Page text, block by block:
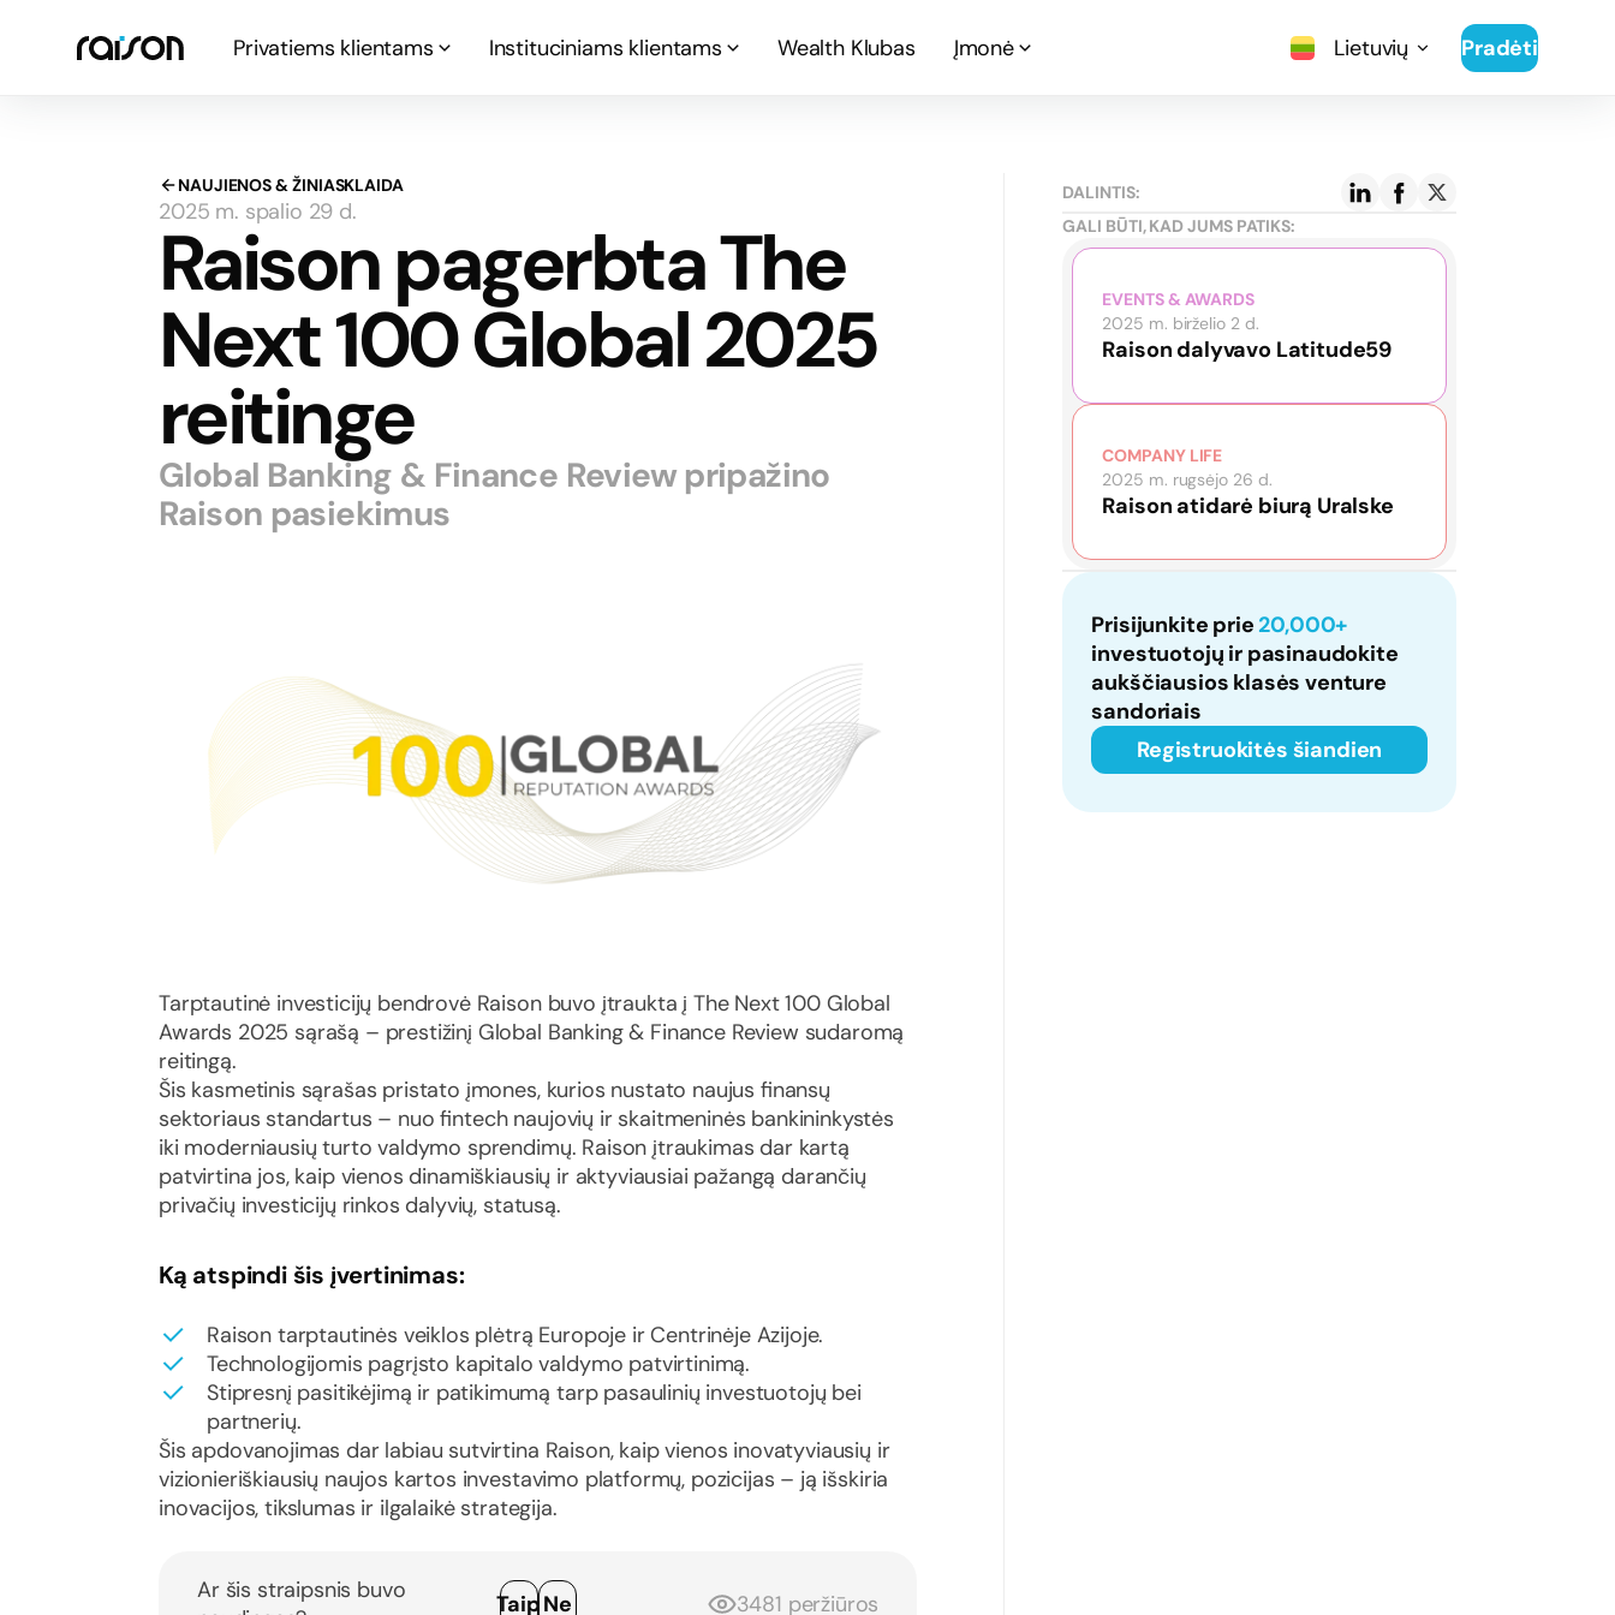
Privatiems klientams Instituciniams klientams Wealth Klubas Įmonė Lietuvių Pradėti
NAUJIENOS & ŽINIASKLAIDA
2025 m. spalio 29 d.
Raison pagerbta The
Next 100 Global 2025
reitinge
Global Banking & Finance Review pripažino
Raison pasiekimus
Tarptautinė investicijų bendrovė Raison buvo įtraukta į The Next 100 Global
Awards 2025 sąrašą – prestižinį Global Banking & Finance Review sudaromą
reitingą.
Šis kasmetinis sąrašas pristato įmones, kurios nustato naujus finansų
sektoriaus standartus – nuo fintech naujovių ir skaitmeninės bankininkystės
iki moderniausių turto valdymo sprendimų. Raison įtraukimas dar kartą
patvirtina jos, kaip vienos dinamiškiausių ir aktyviausiai pažangą darančių
privačių investicijų rinkos dalyvių, statusą.
Ką atspindi šis įvertinimas:
Raison tarptautinės veiklos plėtrą Europoje ir Centrinėje Azijoje.
Technologijomis pagrįsto kapitalo valdymo patvirtinimą.
Stipresnį pasitikėjimą ir patikimumą tarp pasaulinių investuotojų bei
partnerių.
Šis apdovanojimas dar labiau sutvirtina Raison, kaip vienos inovatyviausių ir
vizionieriškiausių naujos kartos investavimo platformų, pozicijas – ją išskiria
inovacijos, tikslumas ir ilgalaikė strategija.
Ar šis straipsnis buvo
Taip Ne 3481 peržiūros
DALINTIS:
GALI BŪTI, KAD JUMS PATIKS:
EVENTS & AWARDS
2025 m. birželio 2 d.
Raison dalyvavo Latitude59
COMPANY LIFE
2025 m. rugsėjo 26 d.
Raison atidarė biurą Uralske
Prisijunkite prie 20,000+
investuotojų ir pasinaudokite
aukščiausios klasės venture
sandoriais
Registruokitės šiandien